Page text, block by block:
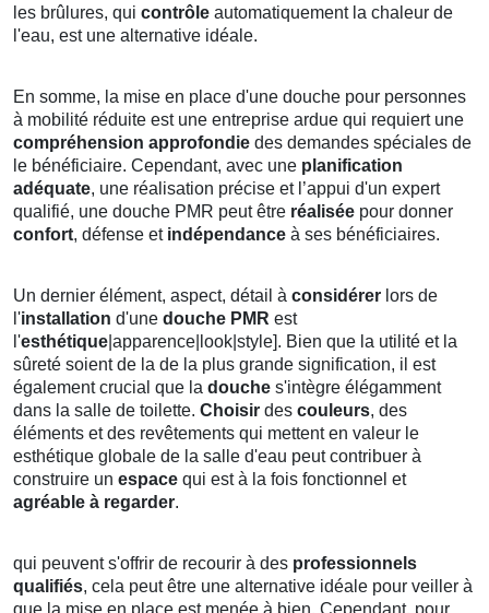
les brûlures, qui contrôle automatiquement la chaleur de
l'eau, est une alternative idéale.
En somme, la mise en place d'une douche pour personnes
à mobilité réduite est une entreprise ardue qui requiert une
compréhension approfondie des demandes spéciales de
le bénéficiaire. Cependant, avec une planification
adéquate, une réalisation précise et l’appui d'un expert
qualifié, une douche PMR peut être réalisée pour donner
confort, défense et indépendance à ses bénéficiaires.
Un dernier élément, aspect, détail à considérer lors de
l'installation d'une douche PMR est
l'esthétique |apparence|look|style]. Bien que la utilité et la
sûreté soient de la de la plus grande signification, il est
également crucial que la douche s'intègre élégamment
dans la salle de toilette. Choisir des couleurs, des
éléments et des revêtements qui mettent en valeur le
esthétique globale de la salle d'eau peut contribuer à
construire un espace qui est à la fois fonctionnel et
agréable à regarder.
qui peuvent s'offrir de recourir à des professionnels
qualifiés, cela peut être une alternative idéale pour veiller à
que la mise en place est menée à bien. Cependant, pour